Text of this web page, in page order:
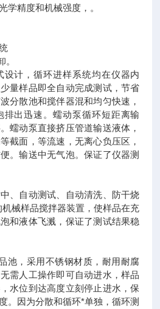
学精度和机械强度，。
设计，循环进样系统均在仪器内
量样品即全自动完成测试，节省
分散池和搅伴器混和均匀快速，
排出迅速。蠕动泵循环短距离输
蠕动泵直接挤压管道输送液体，
截面，等流速，无离心负压区，
。输送中无气泡。保证了仪器测
、自动测试、自动清洗、防干烧
械样品搅拌器装置，使样品在充
和液体飞溅，保证了测试结果稳
池，采用不锈钢材质，耐用耐腐
需人工操作即可自动进水，样品
水位到达高度立刻停止进水，保
。因为分散和循环*单独，循环测